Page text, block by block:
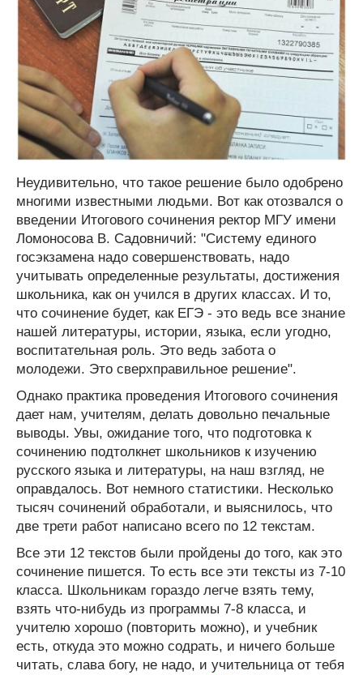
Неудивительно, что такое решение было одобрено
многими известными людьми. Вот как отозвался о
введении Итогового сочинения ректор МГУ имени
Ломоносова В. Садовничий: "Систему единого
госэкзамена надо совершенствовать, надо
учитывать определенные результаты, достижения
школьника, как он учился в других классах. И то,
что сочинение будет, как ЕГЭ - это ведь все знание
нашей литературы, истории, языка, если угодно,
воспитательная роль. Это ведь забота о
молодежи. Это сверхправильное решение".
Однако практика проведения Итогового сочинения
дает нам, учителям, делать довольно печальные
выводы. Увы, ожидание того, что подготовка к
сочинению подтолкнет школьников к изучению
русского языка и литературы, на наш взгляд, не
оправдалось. Вот немного статистики. Несколько
тысяч сочинений обработали, и выяснилось, что
две трети работ написано всего по 12 текстам.
Все эти 12 текстов были пройдены до того, как это
сочинение пишется. То есть все эти тексты из 7-10
класса. Школьникам гораздо легче взять тему,
взять что-нибудь из программы 7-8 класса, и
учителю хорошо (повторить можно), и учебник
есть, откуда это можно содрать, и ничего больше
читать, слава богу, не надо, и учительница от тебя